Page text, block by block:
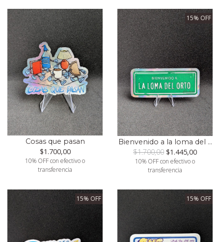
Cosas que pasan
$1.700,00
10% OFF con efectivo o
transferencia
15% OFF
Bienvenido a la loma del ...
$1.700,00 $1.445,00
10% OFF con efectivo o
transferencia
15% OFF 15% OFF